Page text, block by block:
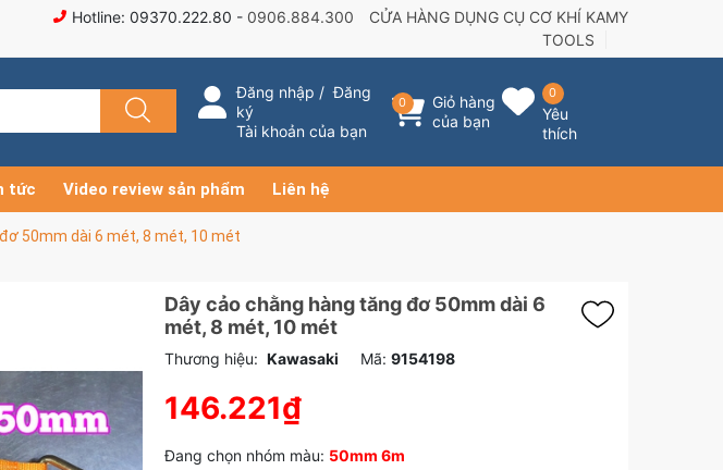
Hotline: 09370.222.80 - 0906.884.300
CỬA HÀNG DỤNG CỤ CƠ KHÍ KAMY
TOOLS
Đăng nhập /Đăng
ký
Tài khoản của bạn
0
Giỏ hàng
của bạn
0
Yêu
thích
tức Video review sản phẩm Liên hệ
50mm dài 6 mét, 8 mét, 10 mét
Dây cảo chằng hàng tăng đơ 50mm dài 6
mét, 8 mét, 10 mét
Thương hiệu: Kawasaki Mã: 9154198
146.221₫
Đang chọn nhóm màu: 50mm 6m